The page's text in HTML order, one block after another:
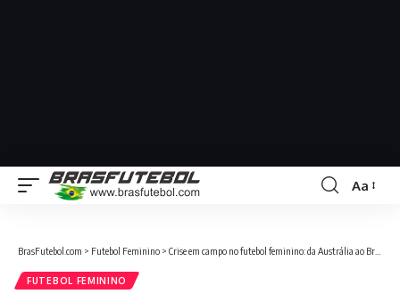
Aa
BrasFutebol.com > Futebol Feminino > Crise em campo no futebol feminino: da Austrália ao Brasil
FUTEBOL FEMININO